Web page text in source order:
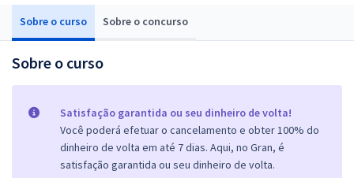
Sobre o curso Sobre o concurso
Sobre o curso
Satisfação garantida ou seu dinheiro de volta!
Você poderá efetuar o cancelamento e obter 100% do
dinheiro de volta em até 7 dias. Aqui, no Gran, é
satisfação garantida ou seu dinheiro de volta.